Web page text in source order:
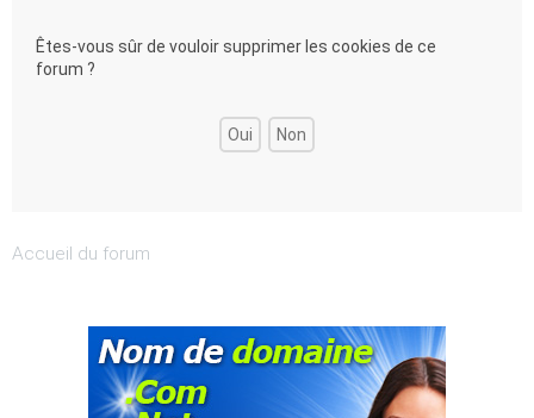
Êtes-vous sûr de vouloir supprimer les cookies de ce
forum ?
Accueil du forum